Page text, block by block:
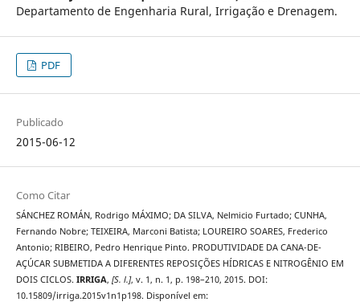
Departamento de Engenharia Rural, Irrigação e Drenagem.
PDF
Publicado
2015-06-12
Como Citar
SÁNCHEZ ROMÁN, Rodrigo MÁXIMO; DA SILVA, Nelmicio Furtado; CUNHA,
Fernando Nobre; TEIXEIRA, Marconi Batista; LOUREIRO SOARES, Frederico
Antonio; RIBEIRO, Pedro Henrique Pinto. PRODUTIVIDADE DA CANA-DE-
AÇÚCAR SUBMETIDA A DIFERENTES REPOSIÇÕES HÍDRICAS E NITROGÊNIO EM
DOIS CICLOS. IRRIGA, [S. l.], v. 1, n. 1, p. 198–210, 2015. DOI:
10.15809/irriga.2015v1n1p198. Disponível em: